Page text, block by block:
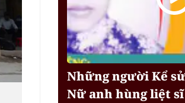
Những người Kể
Nữ anh hùng liệt